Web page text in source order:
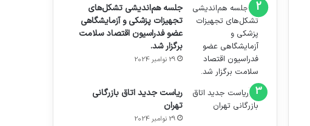
جلسه هم‌اندیشی تشکل‌های
تجهیزات پزشکی و آزمایشگاهی
عضو فدراسیون اقتصاد سلامت
برگزار شد.
29 نوامبر 2024
ریاست جدید اتاق بازرگانی
تهران
29 نوامبر 2024